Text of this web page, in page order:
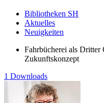
Bibliotheken SH
Aktuelles
Neuigkeiten
Fahrbücherei als Dritter
Zukunftskonzept
1 Downloads